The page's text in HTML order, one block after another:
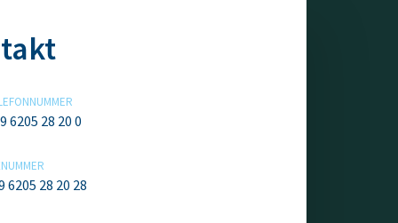
6205 28 20 0
6205 28 20 28